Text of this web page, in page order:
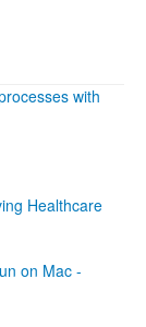
with
Healthcare
on Mac -